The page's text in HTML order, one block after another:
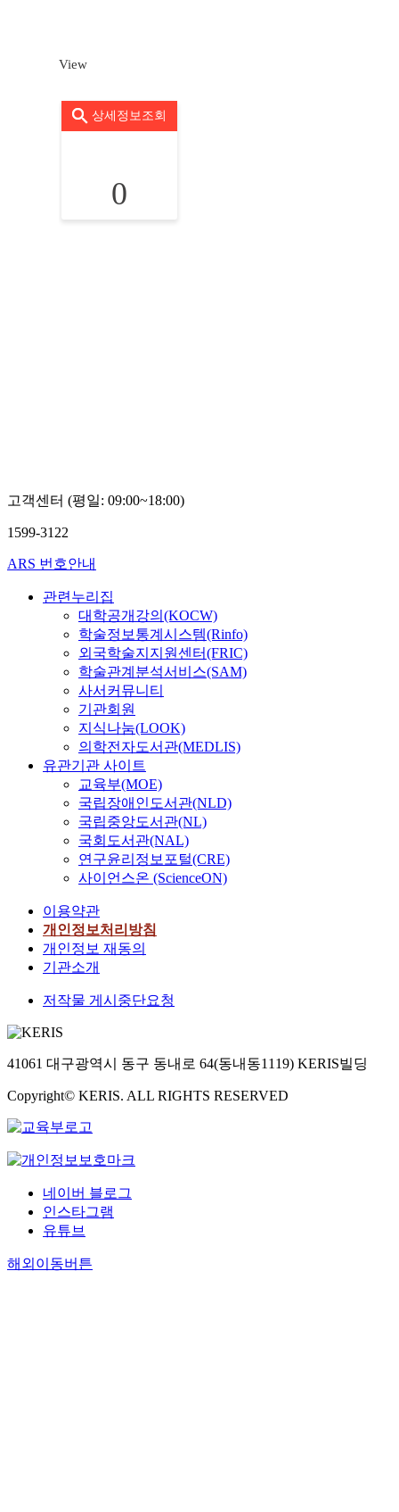
View
상세정보조회
0
고객센터 (평일: 09:00~18:00)
1599-3122
ARS 번호안내
관련누리집
대학공개강의(KOCW)
학술정보통계시스템(Rinfo)
외국학술지지원센터(FRIC)
학술관계분석서비스(SAM)
사서커뮤니티
기관회원
지식나눔(LOOK)
의학전자도서관(MEDLIS)
유관기관 사이트
교육부(MOE)
국립장애인도서관(NLD)
국립중앙도서관(NL)
국회도서관(NAL)
연구윤리정보포털(CRE)
사이언스온 (ScienceON)
이용약관
개인정보처리방침
개인정보 재동의
기관소개
저작물 게시중단요청
41061 대구광역시 동구 동내로 64(동내동1119) KERIS빌딩
Copyright© KERIS. ALL RIGHTS RESERVED
네이버 블로그
인스타그램
유튜브
해외이동버튼